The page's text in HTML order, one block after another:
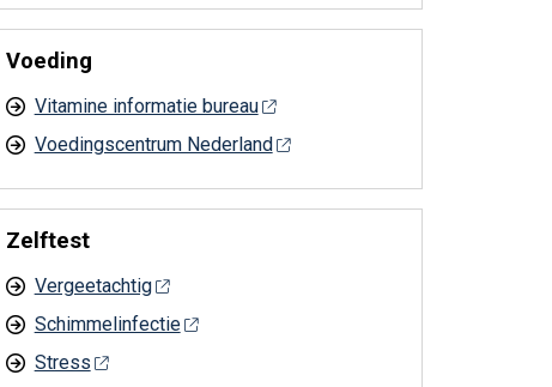
Voeding
Vitamine informatie bureau
Voedingscentrum Nederland
Zelftest
Vergeetachtig
Schimmelinfectie
Stress